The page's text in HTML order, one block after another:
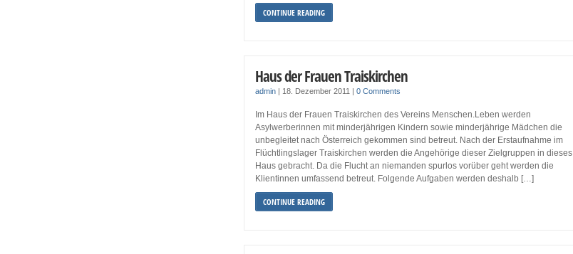
CONTINUE READING
Haus der Frauen Traiskirchen
admin | 18. Dezember 2011 |0 Comments
Im Haus der Frauen Traiskirchen des Vereins Menschen.Leben werden
Asylwerberinnen mit minderjährigen Kindern sowie minderjährige Mädchen die
unbegleitet nach Österreich gekommen sind betreut. Nach der Erstaufnahme im
Flüchtlingslager Traiskirchen werden die Angehörige dieser Zielgruppen in dieses
Haus gebracht. Da die Flucht an niemanden spurlos vorüber geht werden die
Klientinnen umfassend betreut. Folgende Aufgaben werden deshalb […]
CONTINUE READING